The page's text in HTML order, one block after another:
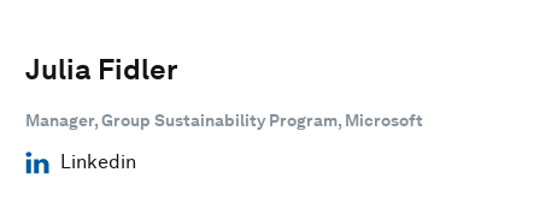
Julia Fidler
Manager, Group Sustainability Program, Microsoft
Linkedin